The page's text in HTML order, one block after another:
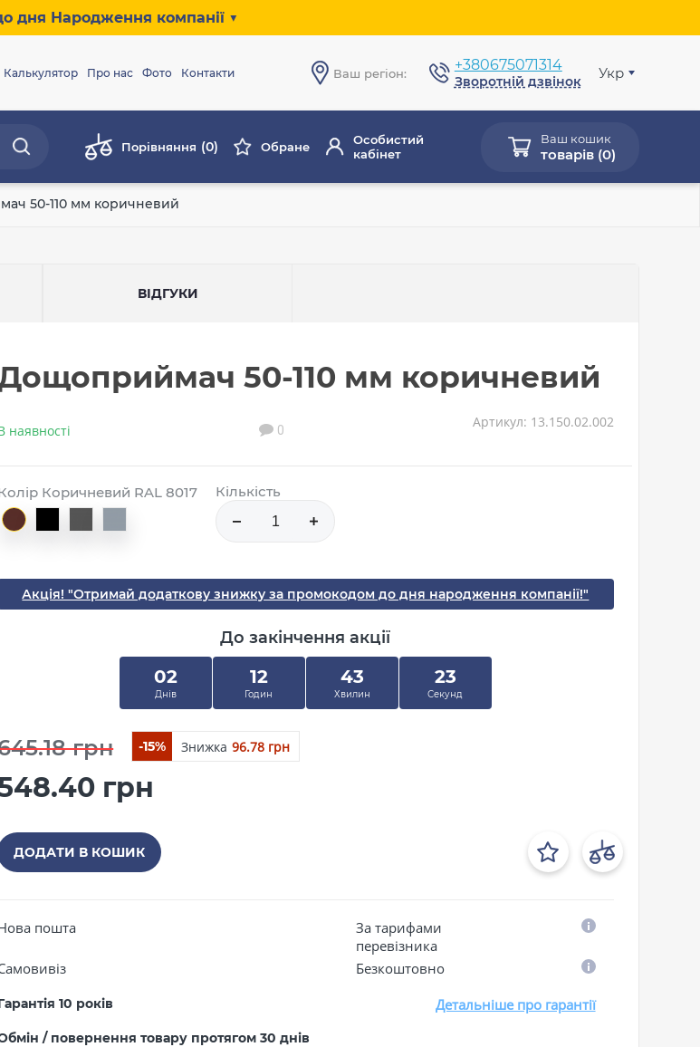
дня Народження компанії ▼
Калькулятор Про нас Фото Контакти Ваш регіон: +380675071314
Зворотній дзвінок Укр
Порівняння (0) Обране
Особистий
кабінет
Ваш кошик
товарів (0)
50-110 мм коричневий
ВІДГУКИ
50-110 мм коричневий
наявності 0 Артикул: 13.150.02.002
Коричневий RAL 8017 Кількість
Акція! "Отримай додаткову знижку за промокодом до дня народження компанії!"
До закінчення акції
02
Днів
12
Годин
43
Хвилин
22
Секунд
грн -15% Знижка 96.78 грн
грн
ДОДАТИ В КОШИК
пошта
За тарифами
перевізника
Безкоштовно
10 років
/ повернення товару протягом 30 днів
Детальніше про гарантії